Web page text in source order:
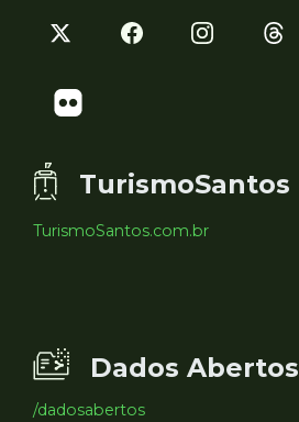
TurismoSantos
TurismoSantos.com.br
Dados Abertos
/dadosabertos